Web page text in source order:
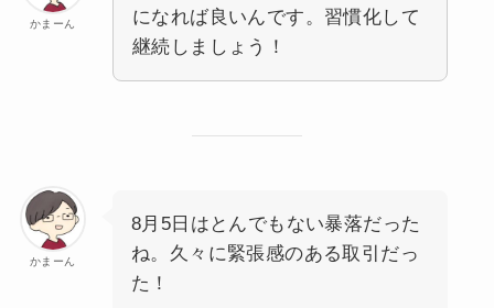
かまーん
になれば良いんです。習慣化して
継続しましょう！
かまーん
8月5日はとんでもない暴落だった
ね。久々に緊張感のある取引だっ
た！